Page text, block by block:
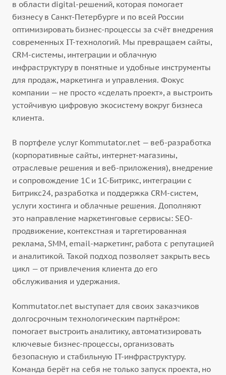
в области digital-решений, которая помогает
бизнесу в Санкт-Петербурге и по всей России
оптимизировать бизнес-процессы за счёт внедрения
современных IT-технологий. Мы превращаем сайты,
CRM-системы, интеграции и облачную
инфраструктуру в понятные и удобные инструменты
для продаж, маркетинга и управления. Фокус
компании — не просто «сделать проект», а выстроить
устойчивую цифровую экосистему вокруг бизнеса
клиента.
В портфеле услуг Kommutator.net — веб-разработка
(корпоративные сайты, интернет-магазины,
отраслевые решения и веб-приложения), внедрение
и сопровождение 1С и 1С-Битрикс, интеграции с
Битрикс24, разработка и поддержка CRM-систем,
услуги хостинга и облачные решения. Дополняют
это направление маркетинговые сервисы: SEO-
продвижение, контекстная и таргетированная
реклама, SMM, email-маркетинг, работа с репутацией
и аналитикой. Такой подход позволяет закрыть весь
цикл — от привлечения клиента до его
обслуживания и удержания.
Kommutator.net выступает для своих заказчиков
долгосрочным технологическим партнёром:
помогает выстроить аналитику, автоматизировать
ключевые бизнес-процессы, организовать
безопасную и стабильную IT-инфраструктуру.
Команда берёт на себя не только запуск проекта, но